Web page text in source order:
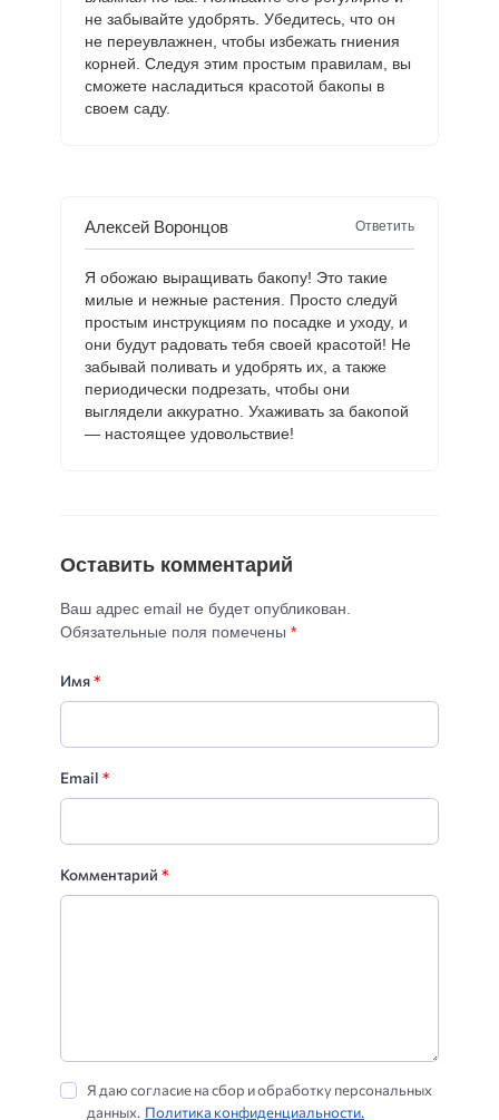
не забывайте удобрять. Убедитесь, что он
не переувлажнен, чтобы избежать гниения
корней. Следуя этим простым правилам, вы
сможете насладиться красотой бакопы в
своем саду.
Алексей Воронцов Ответить
Я обожаю выращивать бакопу! Это такие
милые и нежные растения. Просто следуй
простым инструкциям по посадке и уходу, и
они будут радовать тебя своей красотой! Не
забывай поливать и удобрять их, а также
периодически подрезать, чтобы они
выглядели аккуратно. Ухаживать за бакопой
— настоящее удовольствие!
Оставить комментарий
Ваш адрес email не будет опубликован.
Обязательные поля помечены *
Имя*
Email *
Комментарий *
Я даю согласие на сбор и обработку персональных
данных. Политика конфиденциальности.